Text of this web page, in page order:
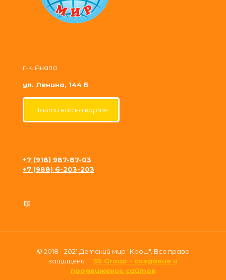
г-к. Анапа
ул. Ленина, 144 Б
Найти нас на карте
+7 (918) 987-87-03
+7 (988) 6-203-203
© 2018 - 2021 Детский мир "Крош". Все права
защищены. S5 Group - создание и
продвижение сайтов